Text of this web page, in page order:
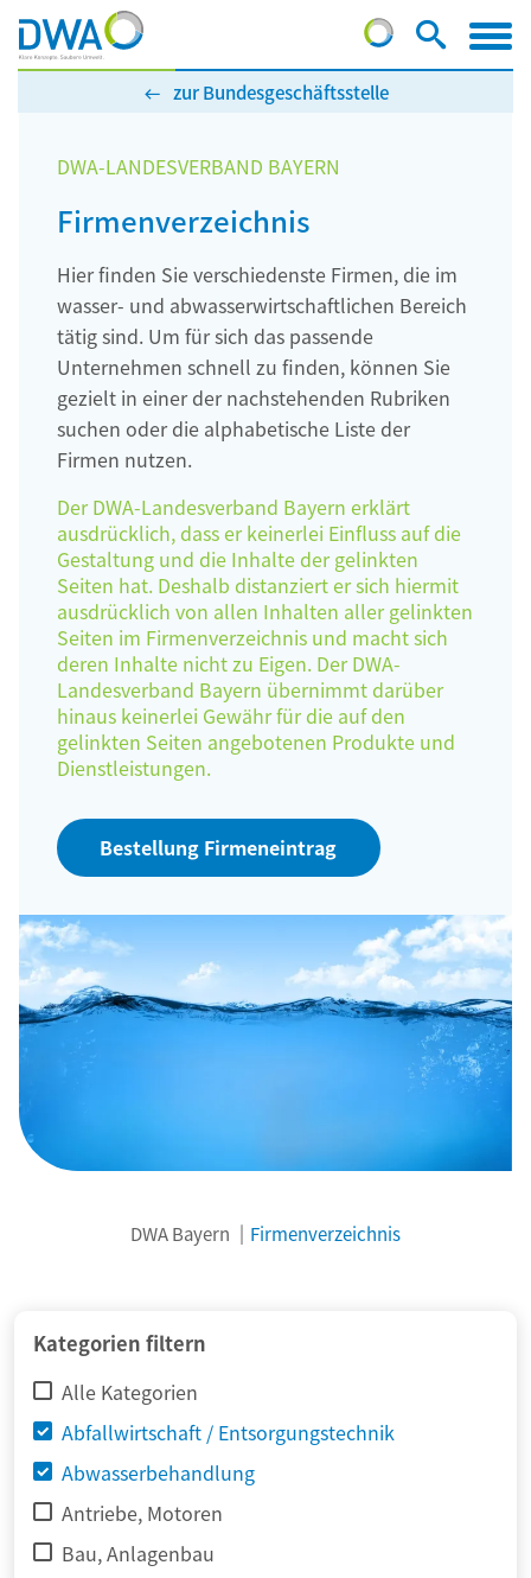
zur Bundesgeschäftsstelle
DWA-LANDESVERBAND BAYERN
Firmenverzeichnis
Hier finden Sie verschiedenste Firmen, die im
wasser- und abwasserwirtschaftlichen Bereich
tätig sind. Um für sich das passende
Unternehmen schnell zu finden, können Sie
gezielt in einer der nachstehenden Rubriken
suchen oder die alphabetische Liste der
Firmen nutzen.
Der DWA-Landesverband Bayern erklärt
ausdrücklich, dass er keinerlei Einfluss auf die
Gestaltung und die Inhalte der gelinkten
Seiten hat. Deshalb distanziert er sich hiermit
ausdrücklich von allen Inhalten aller gelinkten
Seiten im Firmenverzeichnis und macht sich
deren Inhalte nicht zu Eigen. Der DWA-
Landesverband Bayern übernimmt darüber
hinaus keinerlei Gewähr für die auf den
gelinkten Seiten angebotenen Produkte und
Dienstleistungen.
Bestellung Firmeneintrag
DWA Bayern Firmenverzeichnis
Kategorien filtern
Alle Kategorien
Abfallwirtschaft / Entsorgungstechnik
Abwasserbehandlung
Antriebe, Motoren
Bau, Anlagenbau